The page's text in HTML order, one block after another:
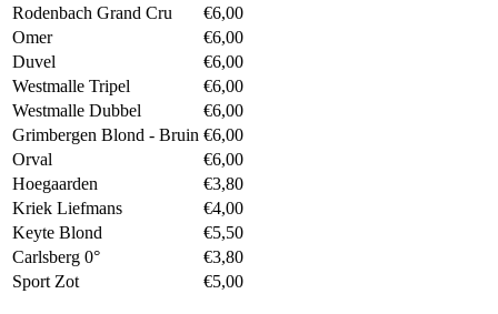
Rodenbach Grand Cru
€6,00
Omer
€6,00
Duvel
€6,00
Westmalle Tripel
€6,00
Westmalle Dubbel
€6,00
Grimbergen Blond - Bruin €6,00
Orval
€6,00
Hoegaarden
€3,80
Kriek Liefmans
€4,00
Keyte Blond
€5,50
Carlsberg 0°
€3,80
Sport Zot
€5,00